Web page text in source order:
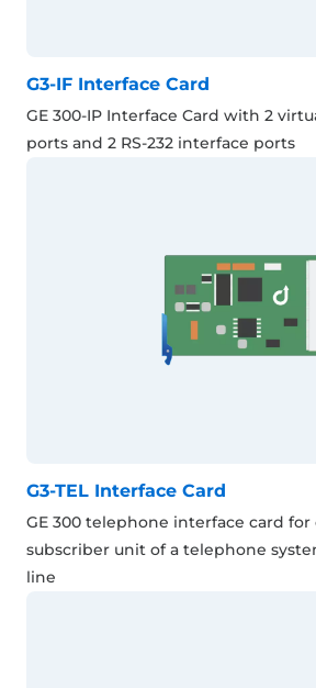
G3-IF Interface Card
GE 300-IP Interface Card with 2
ports and 2 RS-232 interface ports
G3-TEL Interface Card
GE 300 telephone interface card for
subscriber unit of a telephone
line